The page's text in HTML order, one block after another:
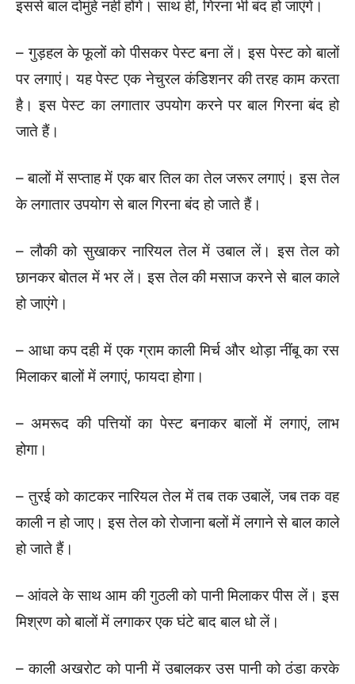
इससे बाल दोमुंहे नहीं होंगे। साथ ही, गिरना भी बंद हो जाएंगे।
– गुड़हल के फूलों को पीसकर पेस्ट बना लें। इस पेस्ट को बालों
पर लगाएं। यह पेस्ट एक नेचुरल कंडिशनर की तरह काम करता
है। इस पेस्ट का लगातार उपयोग करने पर बाल गिरना बंद हो
जाते हैं।
– बालों में सप्ताह में एक बार तिल का तेल जरूर लगाएं। इस तेल
के लगातार उपयोग से बाल गिरना बंद हो जाते हैं।
– लौकी को सुखाकर नारियल तेल में उबाल लें। इस तेल को
छानकर बोतल में भर लें। इस तेल की मसाज करने से बाल काले
हो जाएंगे।
– आधा कप दही में एक ग्राम काली मिर्च और थोड़ा नींबू का रस
मिलाकर बालों में लगाएं, फायदा होगा।
– अमरूद की पत्तियों का पेस्ट बनाकर बालों में लगाएं, लाभ
होगा।
– तुरई को काटकर नारियल तेल में तब तक उबालें, जब तक वह
काली न हो जाए। इस तेल को रोजाना बलों में लगाने से बाल काले
हो जाते हैं।
– आंवले के साथ आम की गुठली को पानी मिलाकर पीस लें। इस
मिश्रण को बालों में लगाकर एक घंटे बाद बाल धो लें।
– काली अखरोट को पानी में उबालकर उस पानी को ठंडा करके